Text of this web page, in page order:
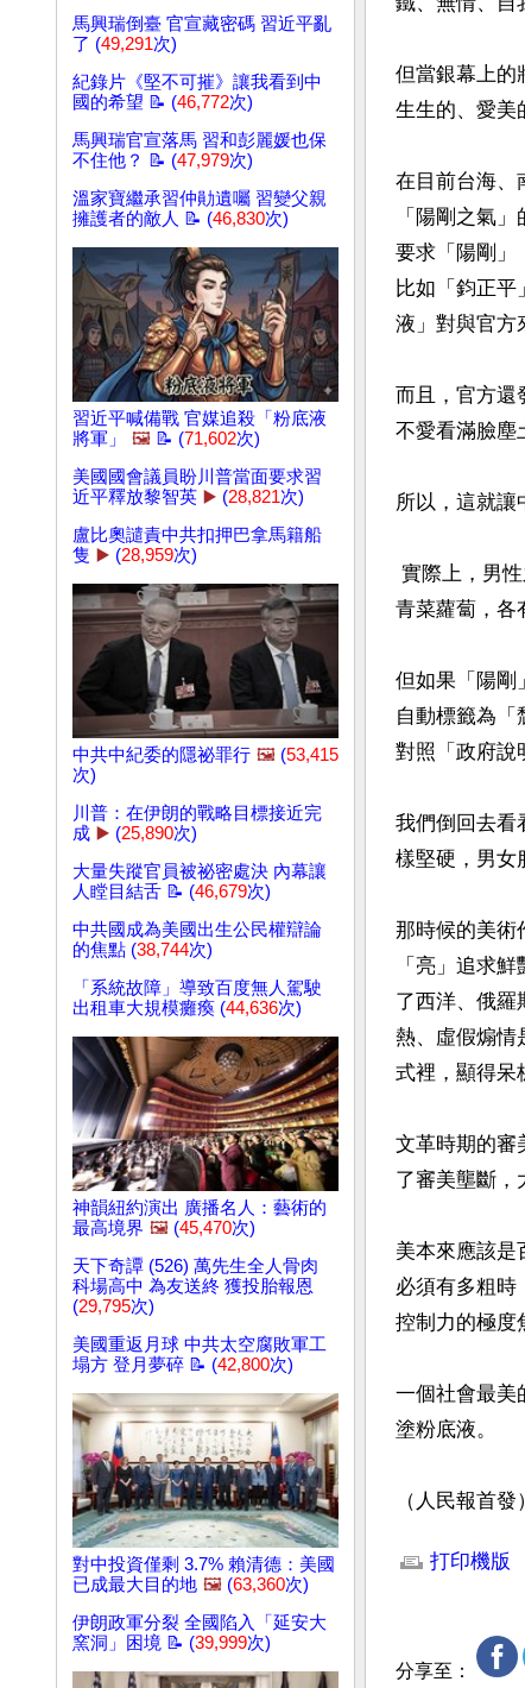
馬興瑞倒臺 官宣藏密碼 習近平亂
了 (49,291次)
紀錄片《堅不可摧》讓我看到中
國的希望 📝 (46,772次)
馬興瑞官宣落馬 習和彭麗媛也保
不住他？ 📝 (47,979次)
溫家寶繼承習仲勛遺囑 習變父親
擁護者的敵人 📝 (46,830次)
習近平喊備戰 官媒追殺「粉底液
將軍」
🖼️ 📝 (71,602次)
美國國會議員盼川普當面要求習
近平釋放黎智英 ▶️ (28,821次)
盧比奧譴責中共扣押巴拿馬籍船
隻 ▶️ (28,959次)
中共中紀委的隱祕罪行 🖼️ (53,415
次)
川普：在伊朗的戰略目標接近完
成 ▶️ (25,890次)
大量失蹤官員被祕密處決 內幕讓
人瞠目結舌 📝 (46,679次)
中共國成為美國出生公民權辯論
的焦點 (38,744次)
「系統故障」導致百度無人駕駛
出租車大規模癱瘓 (44,636次)
神韻紐約演出 廣播名人：藝術的
最高境界 🖼️ (45,470次)
天下奇譚 (526) 萬先生全人骨肉
科場高中 為友送終 獲投胎報恩
(29,795次)
美國重返月球 中共太空腐敗軍工
塌方 登月夢碎 📝 (42,800次)
對中投資僅剩 3.7% 賴清德：美國
已成最大目的地 🖼️ (63,360次)
伊朗政軍分裂 全國陷入「延安大
窯洞」困境 📝 (39,999次)
但當銀幕上的
生生的、愛美
在目前台海、
「陽剛之氣
要求「陽剛」
比如「鈞正
液」對與官方
而且，官方還
不愛看滿臉塵
所以，這就讓
青菜蘿蔔，各
但如果「陽剛
自動標籤為「
對照「政府說
我們倒回去看
樣堅硬，男女
那時候的美術
「亮」追求
了西洋、俄羅
熱、虛假煽情
式裡，顯得呆
文革時期的審
了審美壟斷，
美本來應該是
必須有多粗時
控制力的極度
一個社會最美
塗粉底液。
（人民報首
打印機版
分享至：